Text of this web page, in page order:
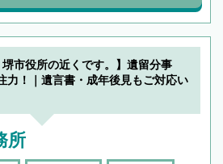
堺市役所の近くです。】遺留分事
力！｜遺言書・成年後見もご対応い
所